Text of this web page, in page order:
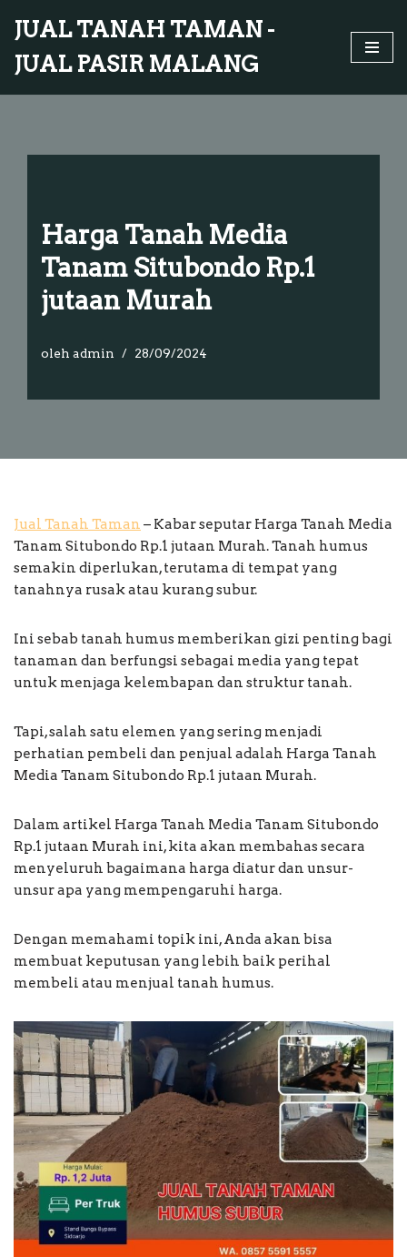
ke
konten
JUAL TANAH TAMAN -
JUAL PASIR MALANG
Harga Tanah Media
Tanam Situbondo Rp.1
jutaan Murah
oleh admin 28/09/2024
Jual Tanah Taman – Kabar seputar Harga Tanah Media
Tanam Situbondo Rp.1 jutaan Murah. Tanah humus
semakin diperlukan, terutama di tempat yang
tanahnya rusak atau kurang subur.
Ini sebab tanah humus memberikan gizi penting bagi
tanaman dan berfungsi sebagai media yang tepat
untuk menjaga kelembapan dan struktur tanah.
Tapi, salah satu elemen yang sering menjadi
perhatian pembeli dan penjual adalah Harga Tanah
Media Tanam Situbondo Rp.1 jutaan Murah.
Dalam artikel Harga Tanah Media Tanam Situbondo
Rp.1 jutaan Murah ini, kita akan membahas secara
menyeluruh bagaimana harga diatur dan unsur-
unsur apa yang mempengaruhi harga.
Dengan memahami topik ini, Anda akan bisa
membuat keputusan yang lebih baik perihal
membeli atau menjual tanah humus.